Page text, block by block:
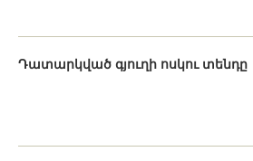
Դատարկված գյուղի ոսկու տենդը